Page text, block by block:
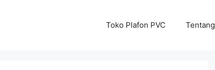
Toko Plafon PVC Tentang